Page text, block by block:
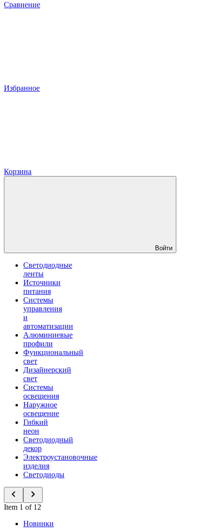
Сравнение
Избранное
Корзина
Войти
Светодиодные
ленты
Источники
питания
Системы
управления
и
автоматизации
Алюминиевые
профили
Функциональный
свет
Дизайнерский
свет
Системы
освещения
Наружное
освещение
Гибкий
неон
Светодиодный
декор
Электроустановочные
изделия
Светодиоды
Item 1 of 12
Новинки